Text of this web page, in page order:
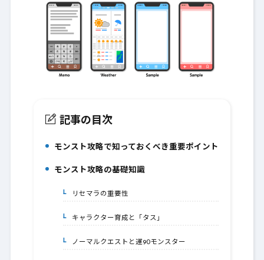
記事の目次
モンスト攻略で知っておくべき重要ポイント
モンスト攻略の基礎知識
2-1.リセマラの重要性
2-2.キャラクター育成と「タス」
2-3.ノーマルクエストと運90モンスター